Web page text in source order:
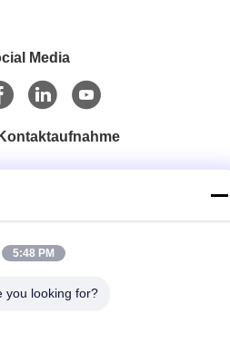
Media
5:48 PM
you looking for?